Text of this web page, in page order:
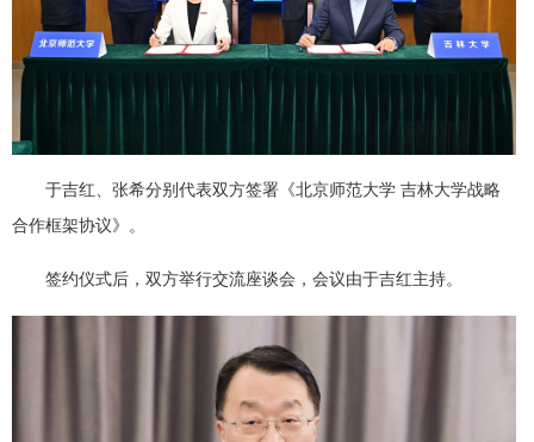
于吉红、张希分别代表双方签署《北京师范大学 吉林大学战略
合作框架协议》。
签约仪式后，双方举行交流座谈会，会议由于吉红主持。